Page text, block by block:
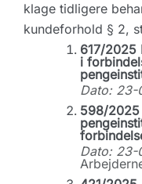
klage tidligere
kundeforhold § 2,
617/
i
Dato: 23-
598/
Dato: 23-